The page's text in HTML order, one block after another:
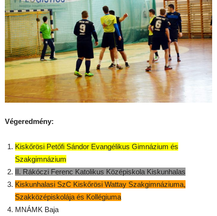
Végeredmény:
Kiskőrösi Petőfi Sándor Evangélikus Gimnázium és
Szakgimnázium
II. Rákóczi Ferenc Katolikus Középiskola Kiskunhalas
Kiskunhalasi SzC Kiskőrösi Wattay Szakgimnáziuma,
Szakközépiskolája és Kollégiuma
MNÁMK Baja